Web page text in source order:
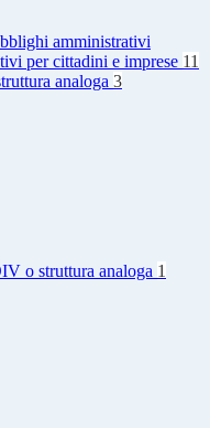
amministrativi
per cittadini e imprese 11
analoga 3
o struttura analoga 1